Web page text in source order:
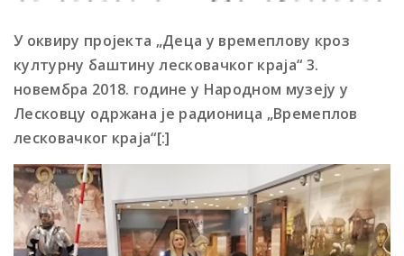
У оквиру пројекта „Деца у времеплову кроз
културну баштину лесковачког краја“ 3.
новембра 2018. године у Народном музеју у
Лесковцу одржана је радионица „Времеплов
лесковачког краја“[:]